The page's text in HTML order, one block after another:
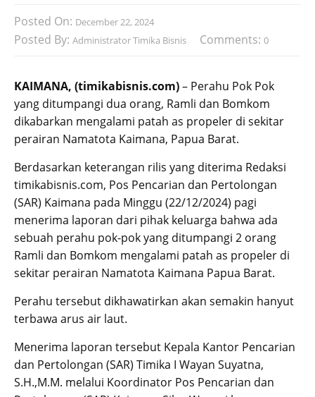
Posted On: December 22, 2024
Posted By: Administrator Timika Bisnis Comments: 0
KAIMANA, (timikabisnis.com)– Perahu Pok Pok
yang ditumpangi dua orang, Ramli dan Bomkom
dikabarkan mengalami patah as propeler di sekitar
perairan Namatota Kaimana, Papua Barat.
Berdasarkan keterangan rilis yang diterima Redaksi
timikabisnis.com, Pos Pencarian dan Pertolongan
(SAR) Kaimana pada Minggu (22/12/2024) pagi
menerima laporan dari pihak keluarga bahwa ada
sebuah perahu pok-pok yang ditumpangi 2 orang
Ramli dan Bomkom mengalami patah as propeler di
sekitar perairan Namatota Kaimana Papua Barat.
Perahu tersebut dikhawatirkan akan semakin hanyut
terbawa arus air laut.
Menerima laporan tersebut Kepala Kantor Pencarian
dan Pertolongan (SAR) Timika I Wayan Suyatna,
S.H.,M.M. melalui Koordinator Pos Pencarian dan